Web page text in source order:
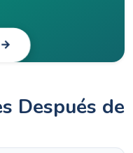
→
Después de